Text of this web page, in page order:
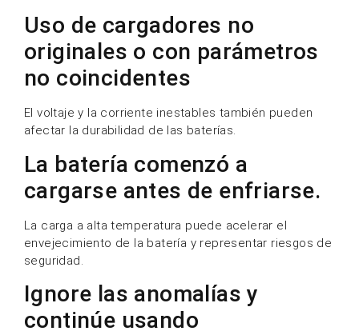
Uso de cargadores no
originales o con parámetros
no coincidentes
El voltaje y la corriente inestables también pueden
afectar la durabilidad de las baterías.
La batería comenzó a
cargarse antes de enfriarse.
La carga a alta temperatura puede acelerar el
envejecimiento de la batería y representar riesgos de
seguridad.
Ignore las anomalías y
continúe usando